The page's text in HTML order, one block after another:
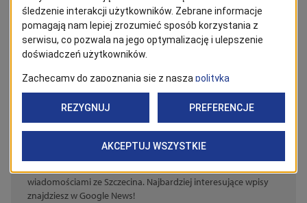
Miejski Stadion Lekkoatletyczny im. Wiesława Maniaka
w Szczecinie (ul. Litewska 20)
BĄDŹ NA BIEŻĄCO!
wiadomościami ze Szczecina. Najbardziej interesujące wpisy
znajdziesz w Google News!